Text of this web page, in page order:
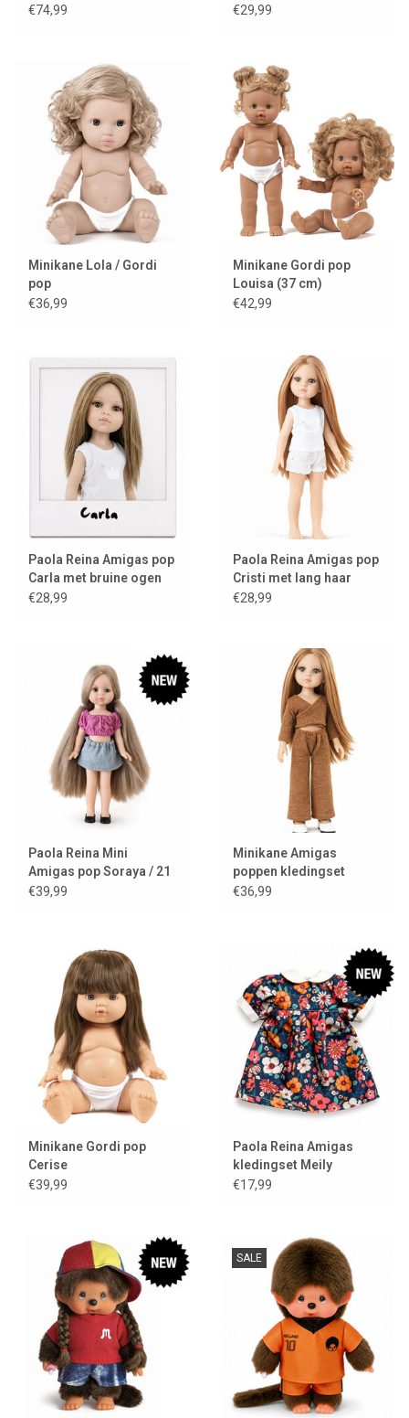
€74,99
haar
€29,99
Minikane Lola / Gordi
pop
€36,99
Minikane Gordi pop
Louisa (37 cm)
€42,99
Paola Reina Amigas pop
Carla met bruine ogen
€28,99
Paola Reina Amigas pop
Cristi met lang haar
€28,99
Paola Reina Mini
Amigas pop Soraya / 21
cm
€39,99
Minikane Amigas
poppen kledingset
Ensemble cache-coeur
€36,99
Minikane Gordi pop
Cerise
€39,99
Paola Reina Amigas
kledingset Meily
€17,99
SALE